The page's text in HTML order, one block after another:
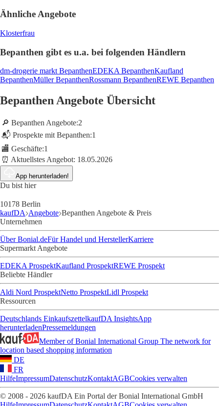
Ähnliche Angebote
Klosterfrau
Bepanthen gibt es u.a. bei folgenden Händlern
dm-drogerie markt BepanthenEDEKA BepanthenKaufland
BepanthenMüller BepanthenRossmann BepanthenREWE Bepanthen
Bepanthen Angebote Übersicht
🔎 Bepanthen Angebote:2
📬 Prospekte mit Bepanthen:1
🏬 Geschäfte:1
⏰ Aktuellstes Angebot: 18.05.2026
App herunterladen!
Du bist hier
10178 Berlin
kaufDA Angebote Bepanthen Angebote & Preis
Unternehmen
Über Bonial.deFür Handel und HerstellerKarriere
Supermarkt Angebote
EDEKA ProspektKaufland ProspektREWE Prospekt
Beliebte Händler
Aldi Nord ProspektNetto ProspektLidl Prospekt
Ressourcen
Deutschlands EinkaufszettelkaufDA InsightsApp
herunterladenPressemeldungen
Member of Bonial International Group The network for
location based shopping information
DE
FR
HilfeImpressumDatenschutzKontaktAGBCookies verwalten
© 2008 - 2026 kaufDA Ein Portal der Bonial International GmbH